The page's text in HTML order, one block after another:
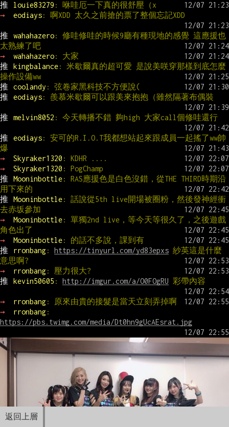
返回上層
推
louie83279 : 咻哇厄一下真的很舒壓（x
→
eodiays: 啊XDD 太久之前搶的票了整個忘記XDD
推 wahahazero: 修哇修哇的時候9廳有種現地的感覺 這應援也
太熟練了吧
→
wahahazero: 大家
推
kingbalance: 米歇爾真的超可愛 是說美咲穿那樣到底怎麼
操作設備ww
推
coolandy : 弦卷家黑科技不方便說(
推
eodiays: 羨慕米歇爾可以跟美來抱抱（雖然隔著布偶裝
推 melvin8052 : 今天轉播不錯 夠high 大家call個修哇還行
推 eodiays: 安可的R.I.O.T我都想站起來跟成員一起搖了ww帥
爆
→
Skyraker1320 : KDHR ....
→
Skyraker1320 : PogChamp
推
Mooninbottle: RAS應援色是白色沒錯，從THE THIRD時期沿
用下來的
推
Mooninbottle: 話說從5th live開場被圈粉，然後發神經衝
去赤坂參加
→
Mooninbottle: 單獨2nd live，等今天等很久了，之後遊戲
角色出了
→
Mooninbottle: 的話不多說，課到有
推
rronbang: https://tinyurl.com/yd83epxs 紗英這是什麼
意思啊?
→
rronbang: 壓力很大?
推
kevin50605 : http://imgur.com/a/O0FOgRU 彩帶內容
→ rronbang: 原來由貴的接髮是當天立刻弄掉啊
→
rronbang
https://pbs.twimg.com/media/Dt0hn9gUcAEsrat.jpg